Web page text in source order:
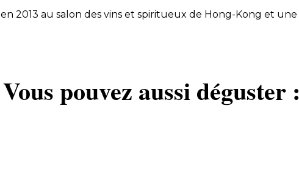
en 2013 au salon des vins et spiritueux de Hong-Kong et une
Vous pouvez aussi déguster :